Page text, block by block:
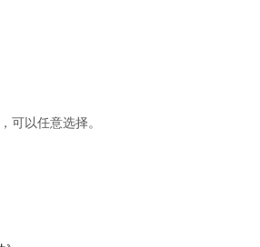
可以任意选择。